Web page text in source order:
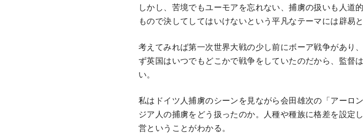
しかし、苦境でもユーモアを忘れない、捕虜の扱いも人道
もので決してしてはいけないという平凡なテーマには辟易と
考えてみれば第一次世界大戦の少し前にボーア戦争があり
ず英国はいつでもどこかで戦争をしていたのだから、監督
い。
私はドイツ人捕虜のシーンを見ながら会田雄次の「アーロ
ジア人の捕虜をどう扱ったのか。人種や種族に格差を設定
営ということがわかる。